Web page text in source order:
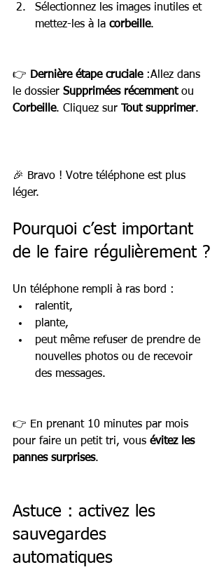
Sélectionnez les images inutiles et
mettez-les à la corbeille.
👉 Dernière étape cruciale :Allez dans
le dossier Supprimées récemment ou
Corbeille. Cliquez sur Tout supprimer.
🎉 Bravo ! Votre téléphone est plus
léger.
Pourquoi c’est important
de le faire régulièrement ?
Un téléphone rempli à ras bord :
ralentit,
plante,
peut même refuser de prendre de
nouvelles photos ou de recevoir
des messages.
👉 En prenant 10 minutes par mois
pour faire un petit tri, vous évitez les
pannes surprises.
Astuce : activez les
sauvegardes
automatiques